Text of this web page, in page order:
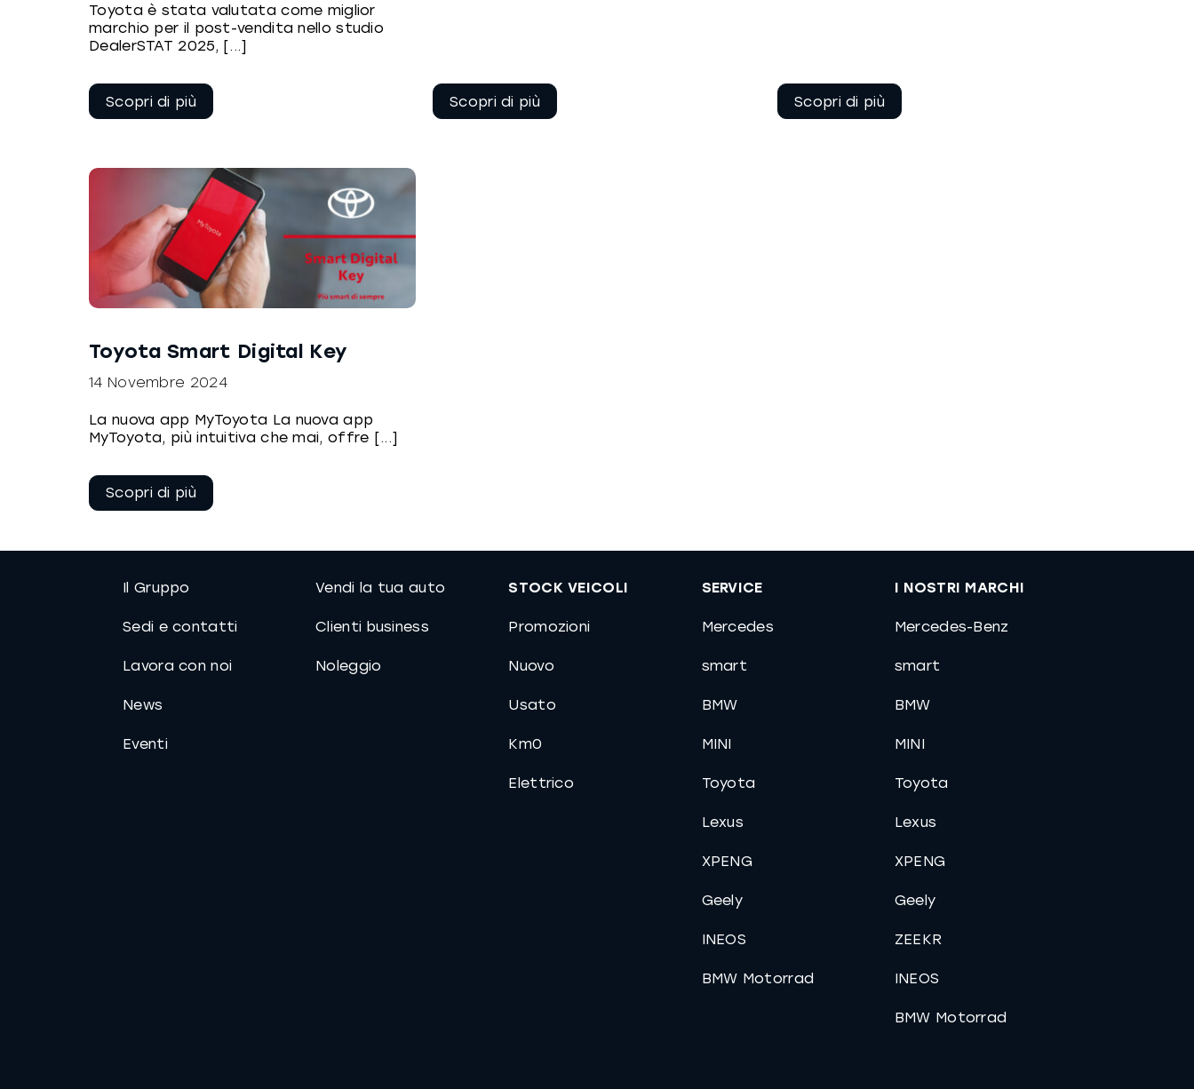
Toyota è stata valutata come miglior
marchio per il post-vendita nello studio
DealerSTAT 2025, [...]
Continua a
leggere
Continua a
leggere
Continua a
leggere
Toyota Smart Digital Key
14 Novembre 2024
La nuova app MyToyota La nuova app
MyToyota, più intuitiva che mai, offre [...]
Continua a
leggere
Il Gruppo
Sedi e contatti
Lavora con noi
News
Eventi
Vendi la tua auto
Clienti business
Noleggio
STOCK VEICOLI
Promozioni
Nuovo
Usato
Km0
Elettrico
SERVICE
Mercedes
smart
BMW
MINI
Toyota
Lexus
XPENG
Geely
INEOS
BMW Motorrad
I NOSTRI MARCHI
Mercedes-Benz
smart
BMW
MINI
Toyota
Lexus
XPENG
Geely
ZEEKR
INEOS
BMW Motorrad